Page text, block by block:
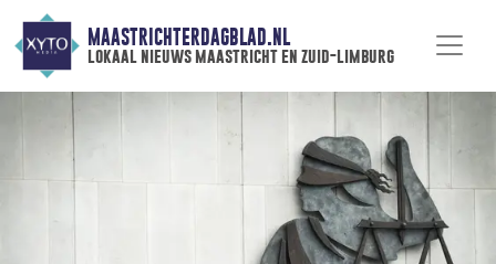
MAASTRICHTERDAGBLAD.NL
lokaal nieuws maastricht en zuid-limburg